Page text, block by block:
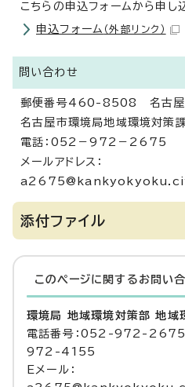
こちらの申込フォームから申し
申込フォーム （外部リンク）
問い合わせ
郵便番号460-8508 名古屋
名古屋市環境局地域環境対策
電話：052－972－2675
メールアドレス：
添付ファイル
このページに関する お問い
環境局 地域環境対策部 地域
電話番号：052-972-2675
972-4155
Eメール：